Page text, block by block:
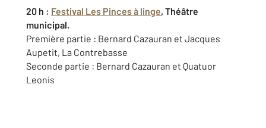
20 h : Festival Les Pinces à linge, Théâtre
municipal.
Première partie : Bernard Cazauran et Jacques
Aupetit, La Contrebasse
Seconde partie : Bernard Cazauran et Quatuor
Leonis